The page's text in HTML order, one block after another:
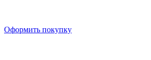
Оформить покупку